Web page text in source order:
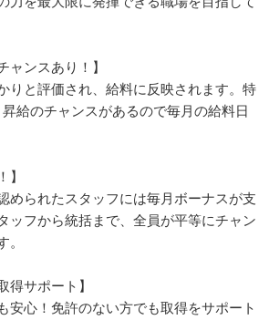
ャンスあり！】
りと評価され、給料に反映されます。特
給のチャンスがあるので毎月の給料日
】
められたスタッフには毎月ボーナスが支
ッフから統括まで、全員が平等にチャン
得サポート】
安心！免許のない方でも取得をサポート